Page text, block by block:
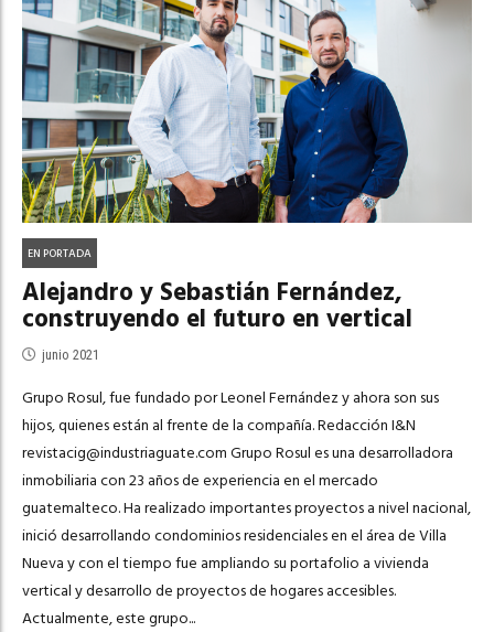
EN PORTADA
Alejandro y Sebastián Fernández,
construyendo el futuro en vertical
junio 2021
Grupo Rosul, fue fundado por Leonel Fernández y ahora son sus
hijos, quienes están al frente de la compañía. Redacción I&N
revistacig@industriaguate.comGrupo Rosul es una desarrolladora
inmobiliaria con 23 años de experiencia en el mercado
guatemalteco. Ha realizado importantes proyectos a nivel nacional,
inició desarrollando condominios residenciales en el área de Villa
Nueva y con el tiempo fue ampliando su portafolio a vivienda
vertical y desarrollo de proyectos de hogares accesibles.
Actualmente, este grupo...